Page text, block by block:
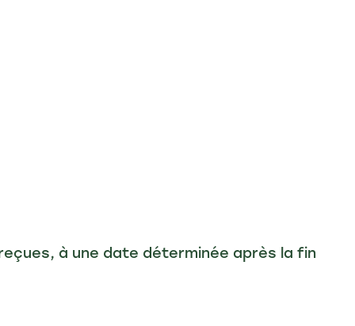
à une date déterminée après la fin